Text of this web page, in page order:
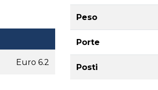
Euro 6.2
Peso
Porte
Posti